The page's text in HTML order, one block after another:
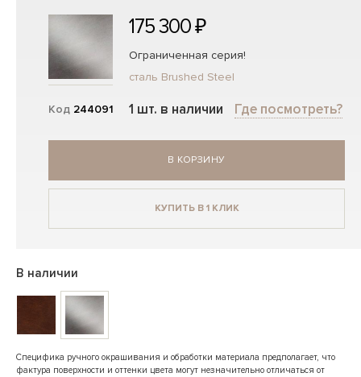
Код 244091
175 300 ₽
Ограниченная серия!
сталь Brushed Steel
1 шт. в наличии Где посмотреть?
В КОРЗИНУ
КУПИТЬ В 1 КЛИК
В наличии
Специфика ручного окрашивания и обработки материала предполагает, что
фактура поверхности и оттенки цвета могут незначительно отличаться от